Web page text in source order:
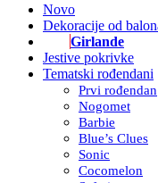
Novo
Dekoracije od
Girlande
Jestive pokrivke
Tematski rođendani
Prvi rođendan
Nogomet
Barbie
Blue’s Clues
Sonic
Cocomelon